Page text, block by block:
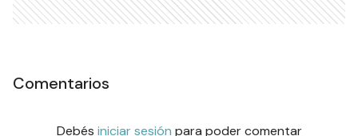
Comentarios
Debés iniciar sesión para poder comentar